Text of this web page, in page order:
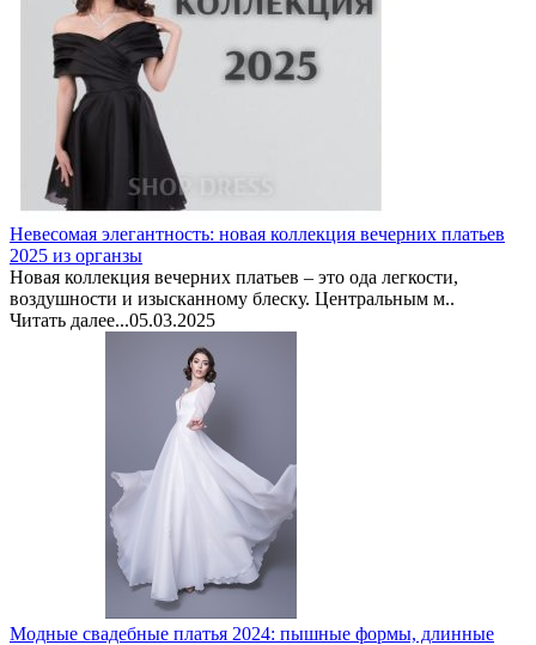
Невесомая элегантность: новая коллекция вечерних платьев
2025 из органзы
Новая коллекция вечерних платьев – это ода легкости,
воздушности и изысканному блеску. Центральным м..
Читать далее...05.03.2025
Модные свадебные платья 2024: пышные формы, длинные